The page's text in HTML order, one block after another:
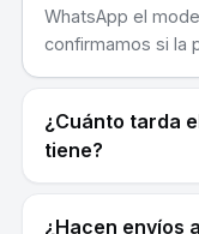
WhatsApp el
confirmamos si la
¿Cuánto tarda
tiene?
¿Hacen envíos